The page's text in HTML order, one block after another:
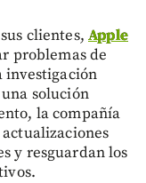
clientes,Apple
problemas de
investigación
solución
la compañía
y resguardan los